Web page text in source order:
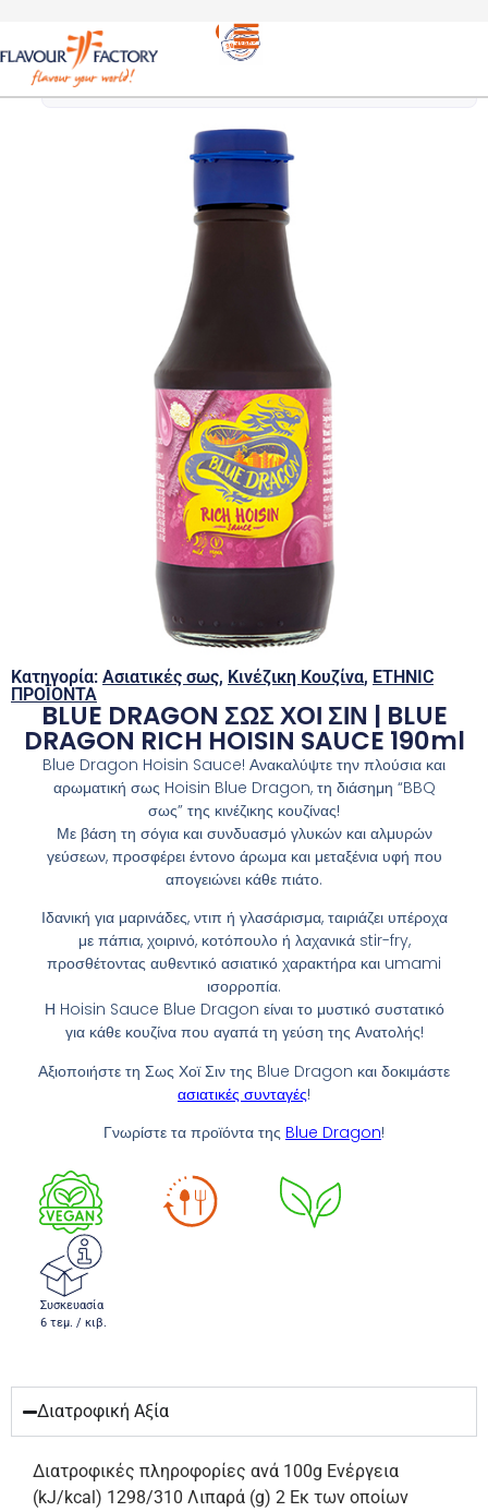
Ασιατικές
σως
/
BLUE DRAGON ΣΩΣ ΧΟΙ ΣΙΝ | BLUE
Κατηγορία: Ασιατικές σως, Κινέζικη Κουζίνα, ETHNIC
ΠΡΟΪΟΝΤΑ
BLUE DRAGON ΣΩΣ ΧΟΙ ΣΙΝ | BLUE
DRAGON RICH HOISIN SAUCE 190ml
Blue Dragon Hoisin Sauce! Ανακαλύψτε την πλούσια και
αρωματική σως Hoisin Blue Dragon, τη διάσημη “BBQ
σως” της κινέζικης κουζίνας!
Με βάση τη σόγια και συνδυασμό γλυκών και αλμυρών
γεύσεων, προσφέρει έντονο άρωμα και μεταξένια υφή που
απογειώνει κάθε πιάτο.
Ιδανική για μαρινάδες, ντιπ ή γλασάρισμα, ταιριάζει υπέροχα
με πάπια, χοιρινό, κοτόπουλο ή λαχανικά stir-fry,
προσθέτοντας αυθεντικό ασιατικό χαρακτήρα και umami
ισορροπία.
Η Hoisin Sauce Blue Dragon είναι το μυστικό συστατικό
για κάθε κουζίνα που αγαπά τη γεύση της Ανατολής!
Αξιοποιήστε τη Σως Χοϊ Σιν της Blue Dragon και δοκιμάστε
ασιατικές συνταγές!
Γνωρίστε τα προϊόντα της Blue Dragon!
Συσκευασία
6 τεμ. / κιβ.
Διατροφική Αξία
Διατροφικές πληροφορίες ανά 100g Ενέργεια
(kJ/kcal) 1298/310 Λιπαρά (g) 2 Εκ των οποίων